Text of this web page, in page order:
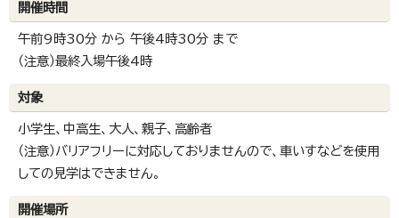
開催時間
午前9時30分 から 午後4時30分 まで
（注意）最終入場午後4時
対象
小学生、中高生、大人、親子、高齢者
（注意）バリアフリーに対応しておりませんので、車いすなどを使用
しての見学はできません。
開催場所